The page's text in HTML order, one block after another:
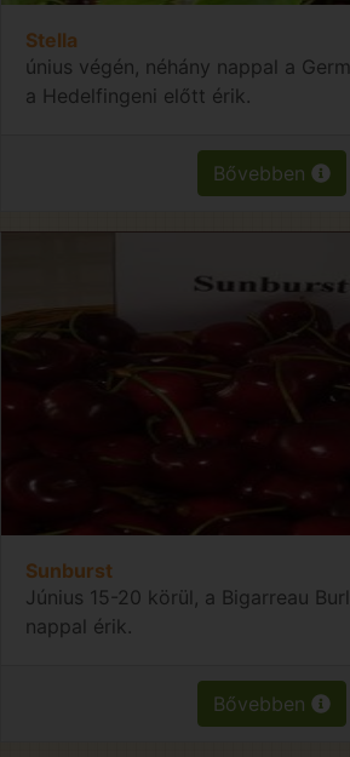
Stella
únius végén, néhány nappal a
a Hedelfingeni előtt érik.
Bővebben
Sunburst
Június 15-20 körül, a Bigarreau
nappal érik.
Bővebben